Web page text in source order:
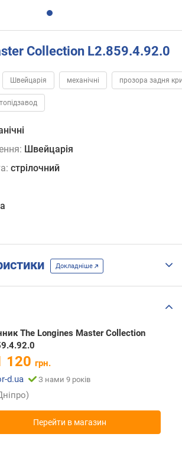
Collection L2.859.4.92.0
Швейцарія механічні прозора задня
Швейцарія
стрілочний
Докладніше
The Longines Master Collection
120 грн.
d.ua
З нами 9 років
Перейти в магазин